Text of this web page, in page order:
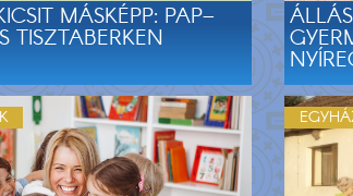
MÁSKÉPP: PAP–
TISZTABERKEN